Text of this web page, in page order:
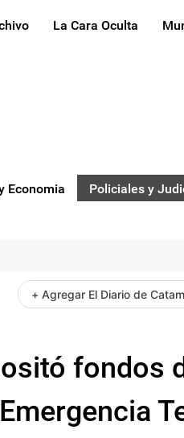
La Cara Oculta
Economia Policiales y
+ Agregar El Diario de
fondos